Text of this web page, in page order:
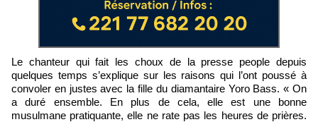
Le chanteur qui fait les choux de la presse people depuis
quelques temps s’explique sur les raisons qui l’ont poussé à
convoler en justes avec la fille du diamantaire Yoro Bass. « On
a duré ensemble. En plus de cela, elle est une bonne
musulmane pratiquante, elle ne rate pas les heures de prières.